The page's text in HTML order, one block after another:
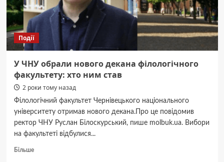
Події
У ЧНУ обрали нового декана філологічного
факультету: хто ним став
2 роки тому назад
Філологічний факультет Чернівецького національного
університету отримав нового декана.Про це повідомив
ректор ЧНУ Руслан Білоскурський, пише molbuk.ua. Вибори
на факультеті відбулися...
БільшеДокладніше